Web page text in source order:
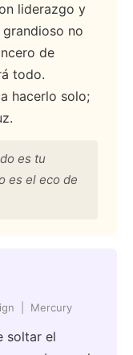
liderazgo y
no
de
todo.
hacerlo solo;
es tu
es el eco de
| Mercury
soltar el